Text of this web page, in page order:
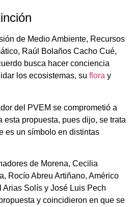
de Medio Ambiente, Recursos
Raúl Bolaños Cacho Cué,
busca hacer conciencia
los ecosistemas, su flora y
del PVEM se comprometió a
esta propuesta, pues dijo, se trata
es un símbolo en distintas
de Morena, Cecilia
Rocío Abreu Artiñano, Américo
Solís y José Luis Pech
y coincidieron en que se